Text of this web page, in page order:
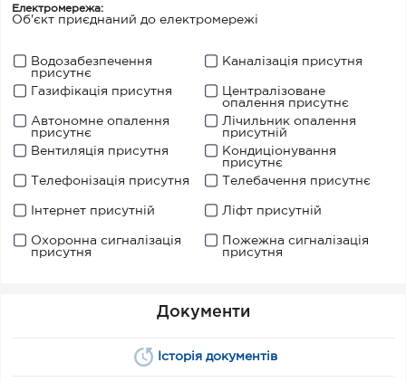
Електромережа:
Об'єкт приєднаний до електромережі
Водозабезпечення
присутнє
Каналізація присутня
Газифікація присутня
Централізоване
опалення присутнє
Автономне опалення
присутнє
Лічильник опалення
присутній
Вентиляція присутня
Кондиціонування
присутнє
Телефонізація присутня
Телебачення присутнє
Інтернет присутній Ліфт присутній
Охоронна сигналізація
присутня
Пожежна сигналізація
присутня
Документи
Історія документів